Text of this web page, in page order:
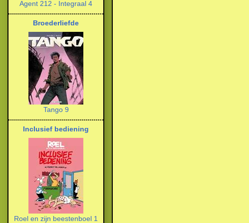
Agent 212 - Integraal 4
Broederliefde
Tango 9
Inclusief bediening
Roel en zijn beestenboel 1